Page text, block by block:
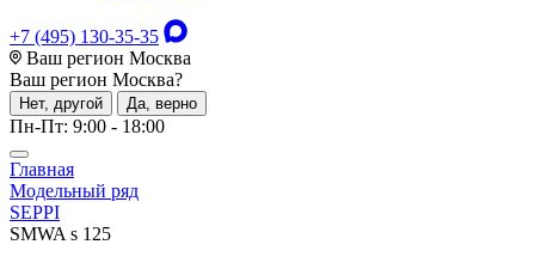
+7 (495) 130-35-35
Ваш регион Москва
Ваш регион Москва?
Нет, другой Да, верно
Пн-Пт: 9:00 - 18:00
Главная
Модельный ряд
SEPPI
SMWA s 125